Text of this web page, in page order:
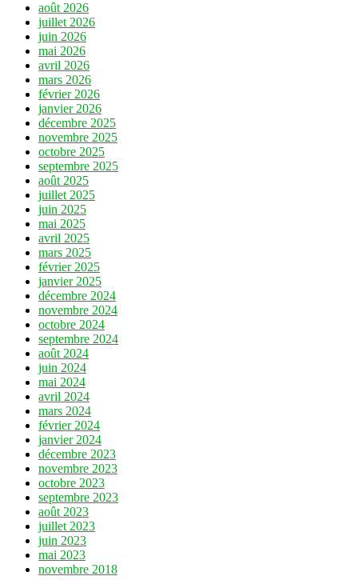
août 2026
juillet 2026
juin 2026
mai 2026
avril 2026
mars 2026
février 2026
janvier 2026
décembre 2025
novembre 2025
octobre 2025
septembre 2025
août 2025
juillet 2025
juin 2025
mai 2025
avril 2025
mars 2025
février 2025
janvier 2025
décembre 2024
novembre 2024
octobre 2024
septembre 2024
août 2024
juin 2024
mai 2024
avril 2024
mars 2024
février 2024
janvier 2024
décembre 2023
novembre 2023
octobre 2023
septembre 2023
août 2023
juillet 2023
juin 2023
mai 2023
novembre 2018